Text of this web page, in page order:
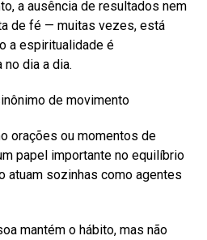
a ausência de resultados nem
de fé — muitas vezes, está
a espiritualidade é
dia a dia.
de movimento
orações ou momentos de
papel importante no equilíbrio
atuam sozinhas como agentes
mantém o hábito, mas não